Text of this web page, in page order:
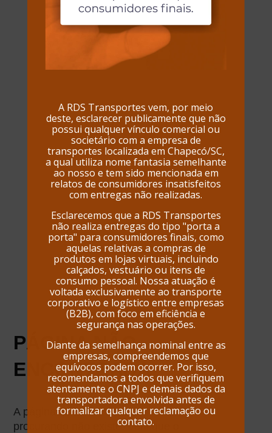
PÁGINA NÃO
ENCONTRADA
A página que você está
procurando não existe. Verifique o
A RDS Transportes vem, por meio
deste, esclarecer publicamente que não
possui qualquer vínculo comercial ou
societário com a empresa de
transportes localizada em Chapecó/SC,
a qual utiliza nome fantasia semelhante
ao nosso e tem sido mencionada em
relatos de consumidores insatisfeitos
com entregas não realizadas.
Esclarecemos que a RDS Transportes
não realiza entregas do tipo "porta a
porta" para consumidores finais, como
aquelas relativas a compras de
produtos em lojas virtuais, incluindo
calçados, vestuário ou itens de
consumo pessoal. Nossa atuação é
voltada exclusivamente ao transporte
corporativo e logístico entre empresas
(B2B), com foco em eficiência e
segurança nas operações.
Diante da semelhança nominal entre as
empresas, compreendemos que
equívocos podem ocorrer. Por isso,
recomendamos a todos que verifiquem
atentamente o CNPJ e demais dados da
transportadora envolvida antes de
formalizar qualquer reclamação ou
contato.